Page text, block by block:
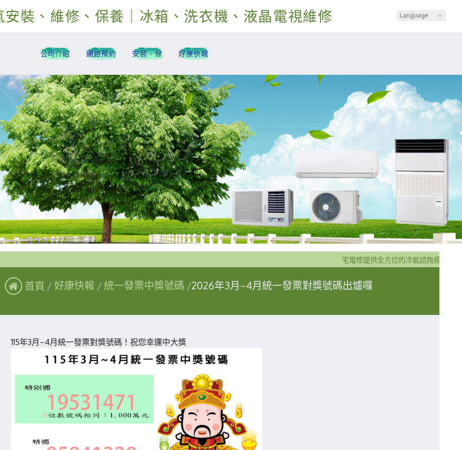
Language
安裝、維修、保養｜冰箱、洗衣機、液晶電視維修
宅電修提供全方位的冷氣諮詢規劃安
首頁 好康快報 統一發票中獎號碼 2026年3月~4月統一發票對獎號碼出爐囉
115年3月~4月統一發票對獎號碼！祝您幸運中大獎